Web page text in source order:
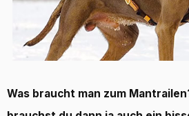
Was braucht man zum